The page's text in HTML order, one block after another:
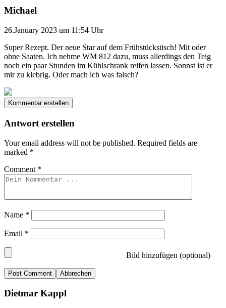
Michael
26.January 2023 um 11:54 Uhr
Super Rezept. Der neue Star auf dem Frühstückstisch! Mit oder
ohne Saaten. Ich nehme WM 812 dazu, muss allerdings den Teig
noch ein paar Stunden im Kühlschrank reifen lassen. Sonnst ist er
mir zu klebrig. Oder mach ich was falsch?
Kommentar erstellen
Antwort erstellen
Your email address will not be published. Required fields are
marked *
Comment *
Name *
Email *
Bild hinzufügen (optional)
Abbrechen
Dietmar Kappl